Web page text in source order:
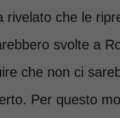
rivelato che le
svolte a
che non ci
Per questo